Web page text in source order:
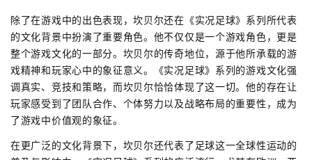
除了在游戏中的出色表现，坎贝尔还在《实况足球》系列所代表
的文化背景中扮演了重要角色。他不仅仅是一个游戏角色，更是
整个游戏文化的一部分。坎贝尔的传奇地位，源于他所承载的游
戏精神和玩家心中的象征意义。《实况足球》系列的游戏文化强
调真实、竞技和策略，而坎贝尔恰恰体现了这一切。他的存在让
玩家感受到了团队合作、个体努力以及战略布局的重要性，成为
了游戏中价值观的象征。
在更广泛的文化背景下，坎贝尔还代表了足球这一全球性运动的